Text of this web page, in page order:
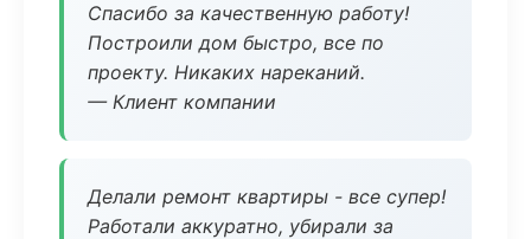
Спасибо за качественную работу!
Построили дом быстро, все по
проекту. Никаких нареканий.
— Клиент компании
Делали ремонт квартиры - все супер!
Работали аккуратно, убирали за